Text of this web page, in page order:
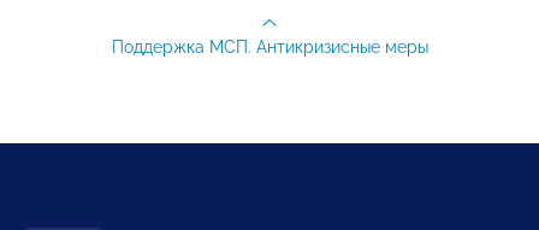
Поддержка МСП. Антикризисные меры